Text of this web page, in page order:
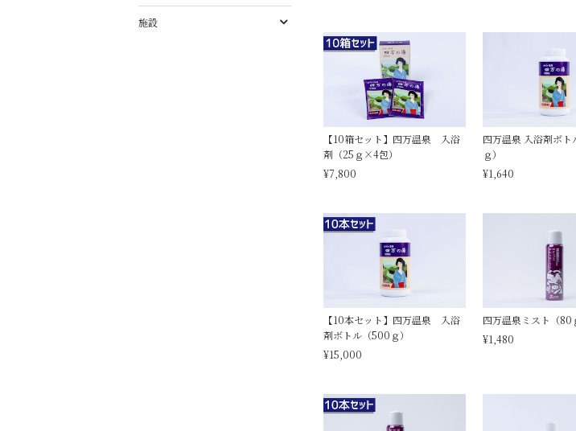
施設
【10箱セット】四万温泉 入浴
剤（25ｇ×4包）
¥7,800
四万温泉 入浴剤ボ
ｇ）
¥1,640
【10本セット】四万温泉 入浴
剤ボトル（500ｇ）
¥15,000
四万温泉ミスト（80
¥1,480